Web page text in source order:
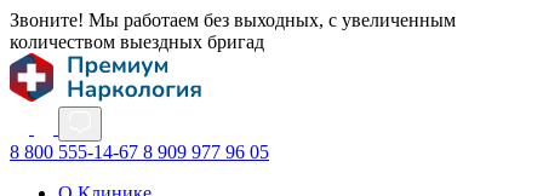
Звоните! Мы работаем без выходных, с увеличенным
количеством выездных бригад
8 800 555-14-67 8 909 977 96 05